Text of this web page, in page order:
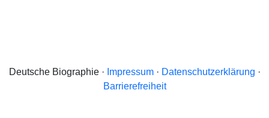
Deutsche Biographie · Impressum· Datenschutzerklärung ·
Barrierefreiheit